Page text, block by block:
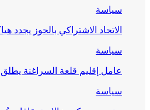
سياسة
الاتحاد الاشتراكي بالحوز يجدد
سياسة
عامل إقليم قلعة السراغنة يطلق مشاريع
سياسة